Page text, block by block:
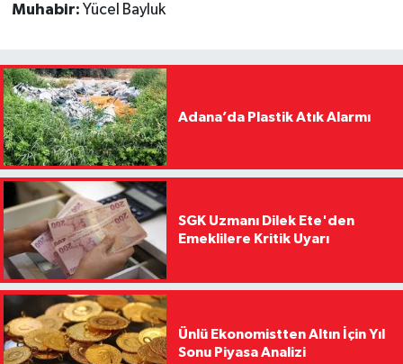
Muhabir: Yücel Bayluk
Adana’da Plastik Atık Alarmı
SGK Uzmanı Dilek Ete'den
Emeklilere Kritik Uyarı
Ünlü Ekonomistten Altın İçin Yıl
Sonu Piyasa Analizi